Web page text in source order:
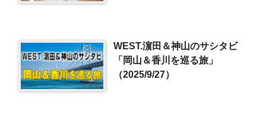
WEST.濵田＆神山のサシタビ
「岡山＆香川を巡る旅」
（2025/9/27）